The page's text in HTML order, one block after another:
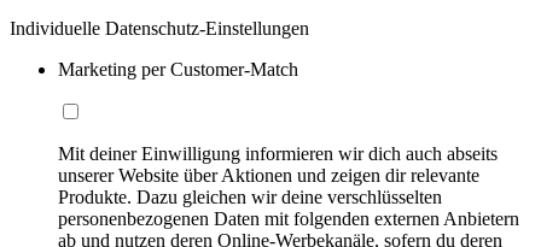
Individuelle Datenschutz-Einstellungen
Marketing per Customer-Match
Mit deiner Einwilligung informieren wir dich auch abseits
unserer Website über Aktionen und zeigen dir relevante
Produkte. Dazu gleichen wir deine verschlüsselten
personenbezogenen Daten mit folgenden externen Anbietern
ab und nutzen deren Online-Werbekanäle, sofern du deren